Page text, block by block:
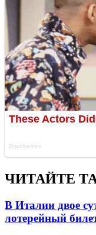
ЧИТАЙТЕ
В Италии двое
лотерейный